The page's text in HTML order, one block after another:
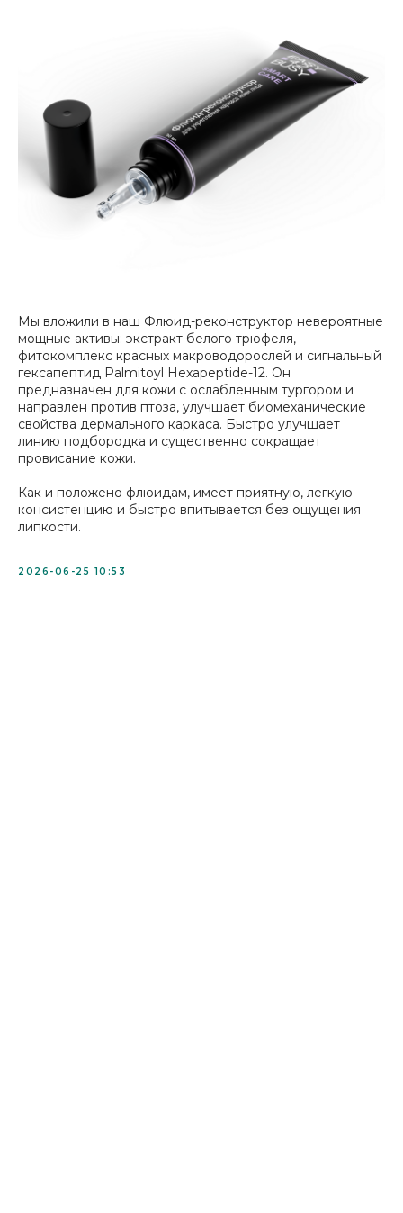
Мы вложили в наш Флюид-реконструктор невероятные
мощные активы: экстракт белого трюфеля,
фитокомплекс красных макроводорослей и сигнальный
гексапептид Palmitoyl Hexapeptide-12. Он
предназначен для кожи с ослабленным тургором и
направлен против птоза, улучшает биомеханические
свойства дермального каркаса. Быстро улучшает
линию подбородка и существенно сокращает
провисание кожи.
Как и положено флюидам, имеет приятную, легкую
консистенцию и быстро впитывается без ощущения
липкости.
2026-06-25 10:53